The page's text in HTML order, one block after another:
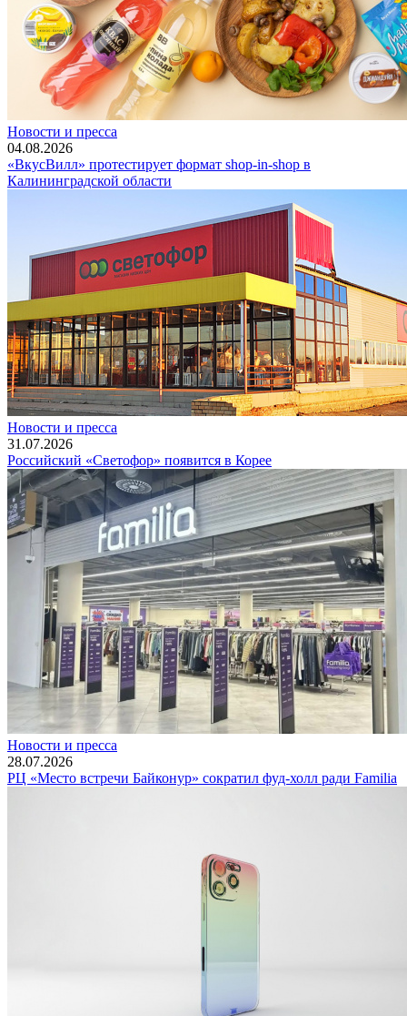
Новости и пресса
04.08.2026
«ВкусВилл» протестирует формат shop-in-shop в
Калининградской области
Новости и пресса
31.07.2026
Российский «Светофор» появится в Корее
Новости и пресса
28.07.2026
РЦ «Место встречи Байконур» сократил фуд-холл ради Familia